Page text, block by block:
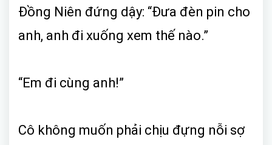
Đồng Niên đứng dậy: “Đưa đèn pin cho
anh, anh đi xuống xem thế nào.”
“Em đi cùng anh!”
Cô không muốn phải chịu đựng nỗi sợ